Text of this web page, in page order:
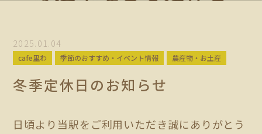
2025.01.04
cafe里わ 季節のおすすめ・イベント情報 農産物・お土産
冬季定休日のお知らせ
日頃より当駅をご利用いただき誠にありがとう